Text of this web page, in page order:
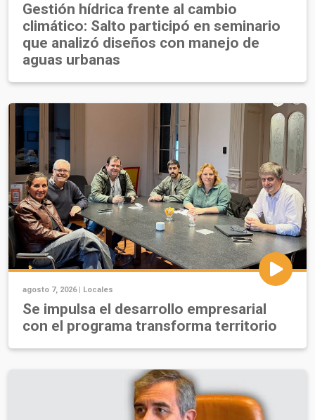
Gestión hídrica frente al cambio
climático: Salto participó en seminario
que analizó diseños con manejo de
aguas urbanas
agosto 7, 2026 | Locales
Se impulsa el desarrollo empresarial
con el programa transforma territorio